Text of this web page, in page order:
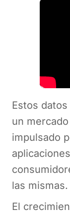
Estos
un
impulsado
las mismas.
El